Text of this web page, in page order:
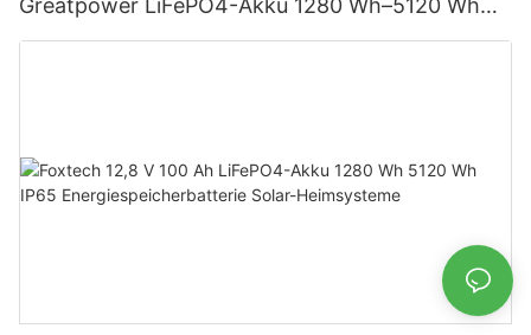
Greatpower LiFePO4-Akku 1280 Wh–5120 Wh
IP65 Energiespeicher